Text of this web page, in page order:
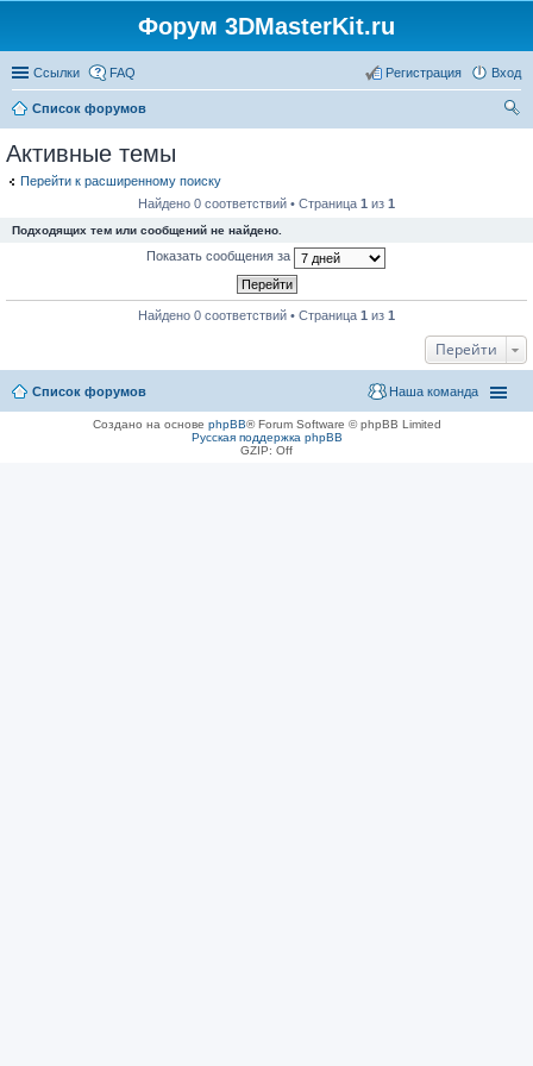
Форум 3DMasterKit.ru
Ссылки FAQ Вход
Регистрация
Список форумов
Активные темы
Перейти к расширенному поиску
Найдено 0 соответствий • Страница 1 из 1
Подходящих тем или сообщений не найдено.
Показать сообщения за
Найдено 0 соответствий • Страница 1 из 1
Перейти
Список форумов Наша команда
Создано на основе phpBB® Forum Software © phpBB Limited
Русская поддержка phpBB
GZIP: Off